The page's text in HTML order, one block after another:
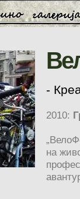
-
2010:
на